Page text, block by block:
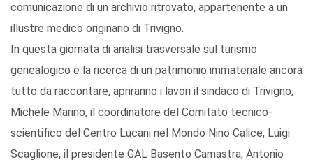
comunicazione di un archivio ritrovato, appartenente a un
illustre medico originario di Trivigno.
In questa giornata di analisi trasversale sul turismo
genealogico e la ricerca di un patrimonio immateriale ancora
tutto da raccontare, apriranno i lavori il sindaco di Trivigno,
Michele Marino, il coordinatore del Comitato tecnico-
scientifico del Centro Lucani nel Mondo Nino Calice, Luigi
Scaglione, il presidente GAL Basento Camastra, Antonio